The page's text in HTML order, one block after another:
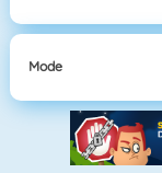
Mode